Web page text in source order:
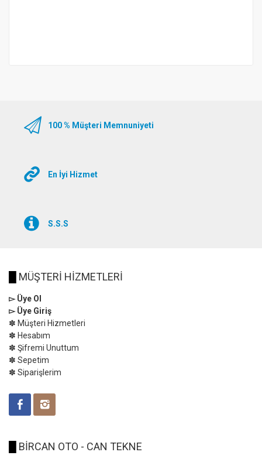
100 % Müşteri Memnuniyeti
En İyi Hizmet
S.S.S
MÜŞTERİ HİZMETLERİ
▻ Üye Ol
▻ Üye Giriş
✽ Müşteri Hizmetleri
✽ Hesabım
✽ Şifremi Unuttum
✽ Sepetim
✽ Siparişlerim
BİRCAN OTO - CAN TEKNE